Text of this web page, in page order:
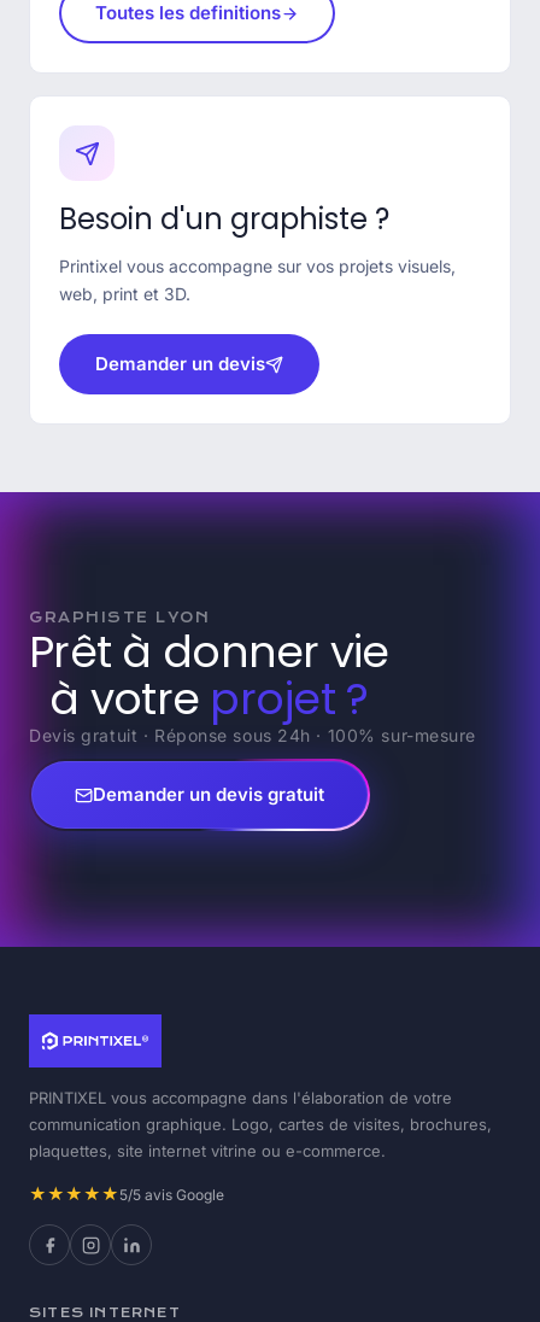
Toutes les definitions
Besoin d'un graphiste ?
Printixel vous accompagne sur vos projets visuels,
web, print et 3D.
Demander un devis
GRAPHISTE LYON
Prêt à donner vie
à votre projet ?
Devis gratuit · Réponse sous 24h · 100% sur-mesure
Demander un devis gratuit
PRINTIXEL vous accompagne dans l'élaboration de votre
communication graphique. Logo, cartes de visites, brochures,
plaquettes, site internet vitrine ou e-commerce.
★★★★★ 5/5 avis Google
SITES INTERNET